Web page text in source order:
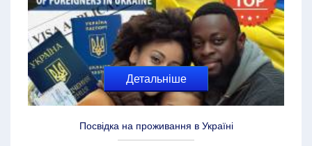
Детальніше
Посвідка на проживання в Україні